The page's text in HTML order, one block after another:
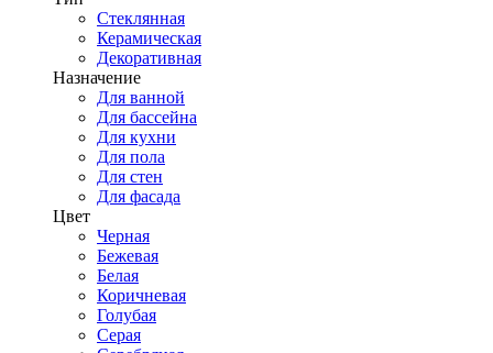
Стеклянная
Керамическая
Декоративная
Назначение
Для ванной
Для бассейна
Для кухни
Для пола
Для стен
Для фасада
Цвет
Черная
Бежевая
Белая
Коричневая
Голубая
Серая